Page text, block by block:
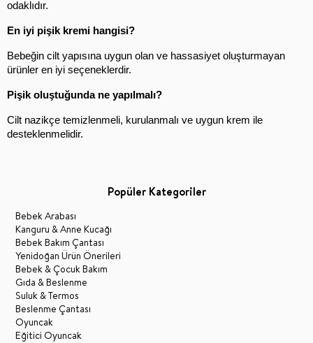
odaklıdır.
En iyi pişik kremi hangisi?
Bebeğin cilt yapısına uygun olan ve hassasiyet oluşturmayan
ürünler en iyi seçeneklerdir.
Pişik oluştuğunda ne yapılmalı?
Cilt nazikçe temizlenmeli, kurulanmalı ve uygun krem ile
desteklenmelidir.
Popüler Kategoriler
Bebek Arabası
Kanguru & Anne Kucağı
Bebek Bakım Çantası
Yenidoğan Ürün Önerileri
Bebek & Çocuk Bakım
Gıda & Beslenme
Suluk & Termos
Beslenme Çantası
Oyuncak
Eğitici Oyuncak